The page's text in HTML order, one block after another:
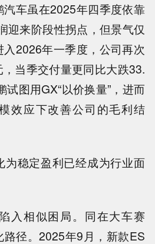
车虽在2025年四季度依靠
迎来阶段性拐点，但景气仅
2026年一季度，公司再次
当季交付量更同比大跌33.
图用GX“以价换量”，进而
效应下改善公司的毛利结
为稳定盈利已经成为行业面
入相似困局。同在大车赛
径。2025年9月，新款ES